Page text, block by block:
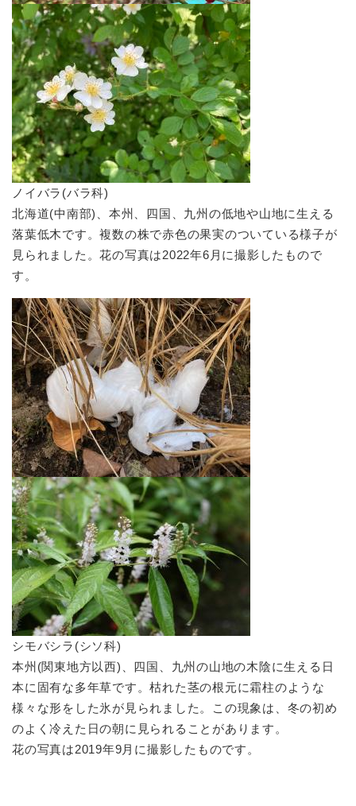
ノイバラ(バラ科)
北海道(中南部)、本州、四国、九州の低地や山地に生える
落葉低木です。複数の株で赤色の果実のついている様子が
見られました。花の写真は2022年6月に撮影したもので
す。
​シモバシラ(シソ科)
本州(関東地方以西)、四国、九州の山地の木陰に生える日
本に固有な多年草です。枯れた茎の根元に霜柱のような
様々な形をした氷が見られました。この現象は、冬の初め
のよく冷えた日の朝に見られることがあります。
花の写真は2019年9月に撮影したものです。